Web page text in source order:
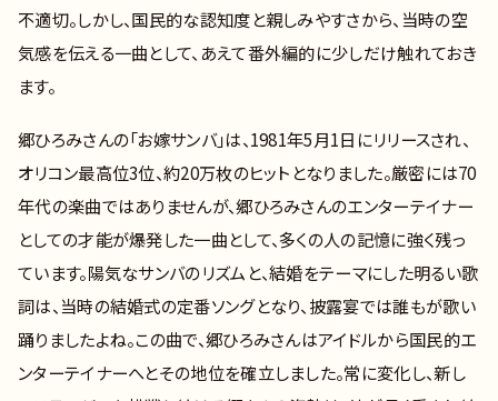
不適切。しかし、国民的な認知度と親しみやすさから、当時の空
気感を伝える一曲として、あえて番外編的に少しだけ触れておき
ます。
郷ひろみさんの「お嫁サンバ」は、1981年5月1日にリリースされ、
オリコン最高位3位、約20万枚のヒットとなりました。厳密には70
年代の楽曲ではありませんが、郷ひろみさんのエンターテイナー
としての才能が爆発した一曲として、多くの人の記憶に強く残っ
ています。陽気なサンバのリズムと、結婚をテーマにした明るい歌
詞は、当時の結婚式の定番ソングとなり、披露宴では誰もが歌い
踊りましたよね。この曲で、郷ひろみさんはアイドルから国民的エ
ンターテイナーへとその地位を確立しました。常に変化し、新し